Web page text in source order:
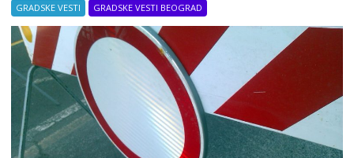
GRADSKE VESTI
GRADSKE VESTI BEOGRAD